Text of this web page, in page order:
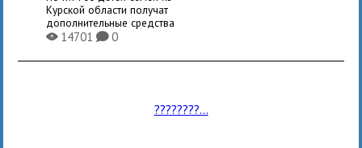
Курской области получат
дополнительные средства
X14701K0
????????...